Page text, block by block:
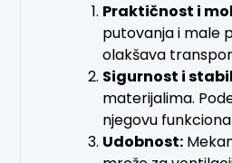
Praktičnost i
putovanja i male
olakšava
Sigurnost i
materijalima.
njegovu
Udobnost: